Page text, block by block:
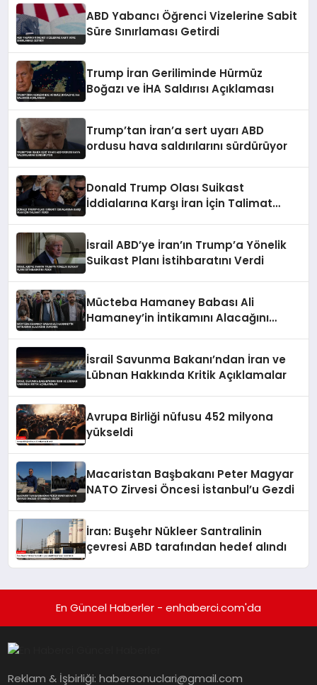
ABD Yabancı Öğrenci Vizelerine Sabit
Süre Sınırlaması Getirdi
Trump İran Geriliminde Hürmüz
Boğazı ve İHA Saldırısı Açıklaması
Trump’tan İran’a sert uyarı ABD
ordusu hava saldırılarını sürdürüyor
Donald Trump Olası Suikast
İddialarına Karşı İran İçin Talimat
İsrail ABD’ye İran’ın Trump’a Yönelik
Suikast Planı İstihbaratını Verdi
Mücteba Hamaney Babası Ali
Hamaney’in İntikamını Alacağını
İsrail Savunma Bakanı’ndan İran ve
Lübnan Hakkında Kritik Açıklamalar
Avrupa Birliği nüfusu 452 milyona
yükseldi
Macaristan Başbakanı Peter Magyar
NATO Zirvesi Öncesi İstanbul’u Gezdi
İran: Buşehr Nükleer Santralinin
çevresi ABD tarafından hedef alındı
En Güncel Haberler - enhaberci.com'da
Reklam & İşbirliği:habersonuclari@gmail.com